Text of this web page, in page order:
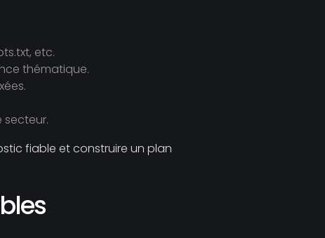
etc.
thématique.
fiable et construire un plan